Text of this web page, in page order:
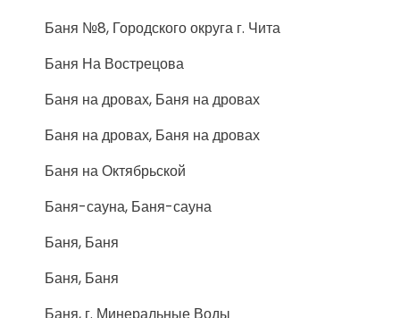
Баня №8, Городского округа г. Чита
Баня На Вострецова
Баня на дровах, Баня на дровах
Баня на дровах, Баня на дровах
Баня на Октябрьской
Баня-сауна, Баня-сауна
Баня, Баня
Баня, Баня
Баня, г. Минеральные Воды